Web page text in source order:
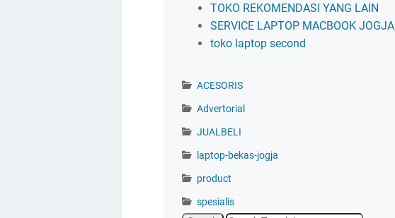
TOKO REKOMENDASI YANG LAIN
SERVICE LAPTOP MACBOOK JOGJA
toko laptop second
ACESORIS
Advertorial
JUALBELI
laptop-bekas-jogja
product
spesialis